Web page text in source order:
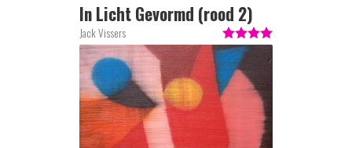
In Licht Gevormd (rood 2)
Jack Vissers